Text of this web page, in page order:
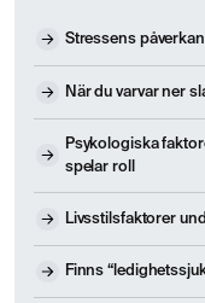
Stressens
När du varvar ner
Psykologiska
spelar roll
Livsstilsfaktorer
Finns